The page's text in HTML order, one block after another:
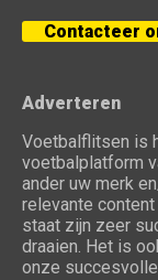
Contacteer
Adverteren
Voetbalflitsen is
voetbalplatform
ander uw merk
relevante
staat zijn zeer
draaien. Het is
onze